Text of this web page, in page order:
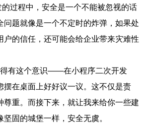
过程中，安全是一个不能被忽视的话
问题就像是一个不定时的炸弹，如果处
户的信任，还可能会给企业带来灾难性
有这个意识——在小程序二次开发
摆在桌面上好好议一议。这不仅是责
尊重。而接下来，就让我来给你一些建
固的城堡一样，安全无虞。